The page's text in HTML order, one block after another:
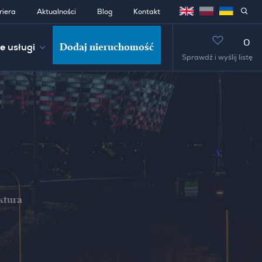
Aktualności Blog Kontakt
usługi Dodaj nieruchomość 0
Sprawdź i wyślij listę